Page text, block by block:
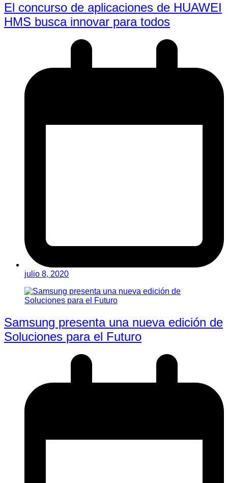
El concurso de aplicaciones de HUAWEI
HMS busca innovar para todos
julio 8, 2020
Samsung presenta una nueva edición de
Soluciones para el Futuro